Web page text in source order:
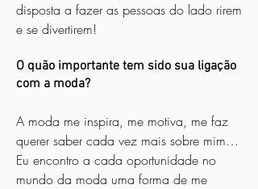
disposta a fazer as pessoas do lado rirem
e se divertirem!
O quão importante tem sido sua ligação
com a moda?
A moda me inspira, me motiva, me faz
querer saber cada vez mais sobre mim…
Eu encontro a cada oportunidade no
mundo da moda uma forma de me